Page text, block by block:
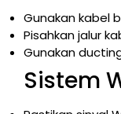
Gunakan kabel
Pisahkan jalur
Gunakan
Sistem